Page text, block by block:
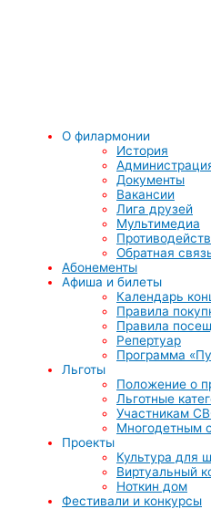
О филармонии
История
Документы
Вакансии
Лига друзей
Мультимедиа
Обратная
Абонементы
Афиша и билеты
Календарь
Правила
Правила
Репертуар
Программа
Льготы
Положение о
Льготные
Участникам
Многодетным
Проекты
Культура для
Виртуальный
Ноткин дом
Фестивали и конкурсы